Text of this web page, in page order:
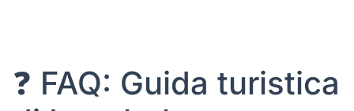
❓ FAQ: Guida turistica